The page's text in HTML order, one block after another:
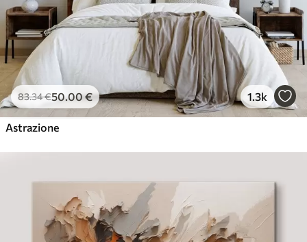
83.34€50.00€ 1.3k
Astrazione